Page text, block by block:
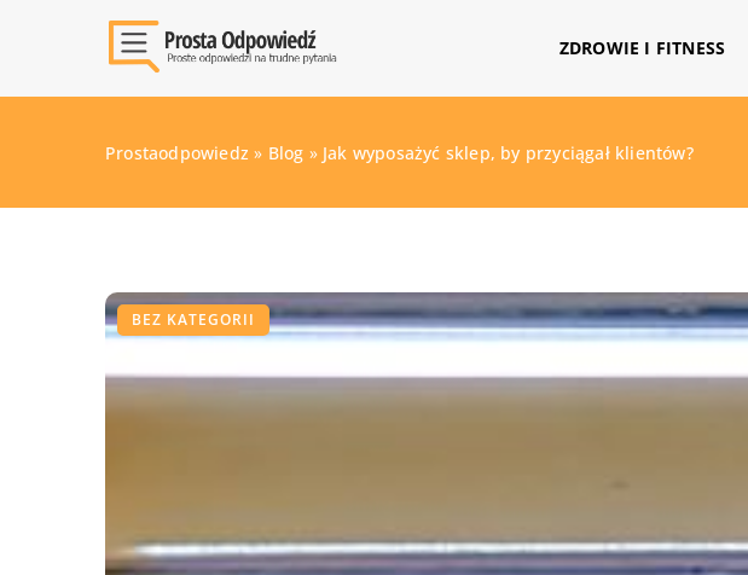
ZDROWIE I FITNESS
Prostaodpowiedz » Blog » Jak wyposażyć sklep, by przyciągał klientów?
BEZ KATEGORII